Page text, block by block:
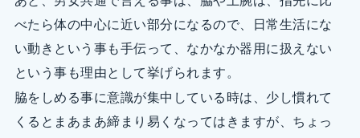
べたら体の中心に近い部分になるので、日常生活にな
い動きという事も手伝って、なかなか器用に扱えない
という事も理由として挙げられます。
脇をしめる事に意識が集中している時は、少し慣れて
くるとまあまあ締まり易くなってはきますが、ちょっ